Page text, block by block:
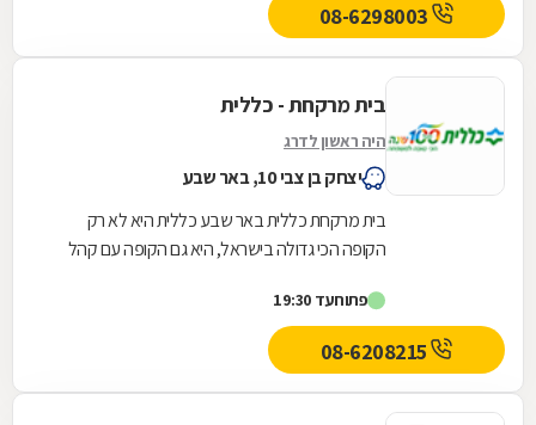
08-6298003
בית מרקחת - כללית
היה ראשון לדרג
יצחק בן צבי 10, באר שבע
בית מרקחת כללית באר שבע כללית היא לא רק
הקופה הכי גדולה בישראל, היא גם הקופה עם קהל
גאים לתת...
פתוחעד 19:30
08-6208215